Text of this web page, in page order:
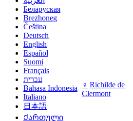
♀ Richilde de
Clermont
Беларуская
Brezhoneg
Čeština
Deutsch
English
Español
Suomi
Français
עברית
Bahasa Indonesia
Italiano
日本語
Ქართული